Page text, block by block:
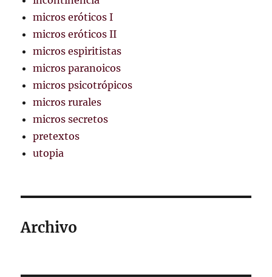
micros eróticos I
micros eróticos II
micros espiritistas
micros paranoicos
micros psicotrópicos
micros rurales
micros secretos
pretextos
utopia
Archivo